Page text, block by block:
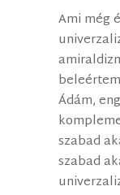
Ami még
Ádám,
szabad
szabad